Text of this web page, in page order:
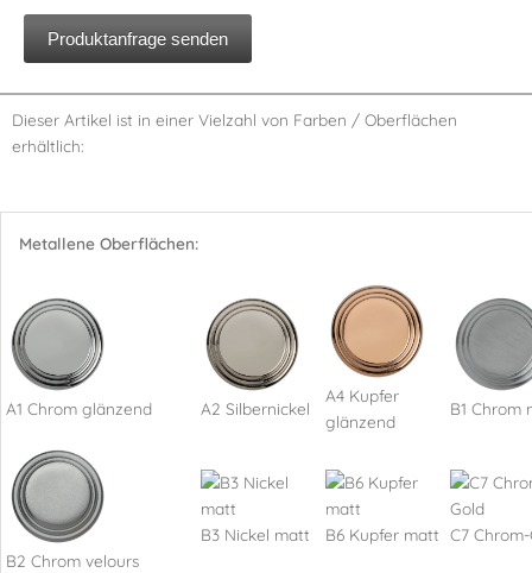
Produktanfrage senden
Dieser Artikel ist in einer Vielzahl von Farben / Oberflächen
erhältlich:
Metallene Oberflächen:
A1 Chrom glänzend A2 Silbernickel
A4 Kupfer
glänzend
B1 Chrom
B2 Chrom velours
B3 Nickel matt B6 Kupfer matt C7